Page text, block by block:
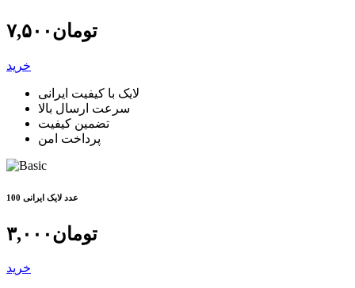
۷,۵۰۰تومان
خرید
لایک با کیفیت ایرانی
سرعت ارسال بالا
تضمین کیفیت
پرداخت امن
100 عدد لایک ایرانی
۳,۰۰۰تومان
خرید